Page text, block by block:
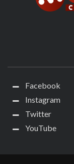
Facebook
Instagram
Twitter
YouTube